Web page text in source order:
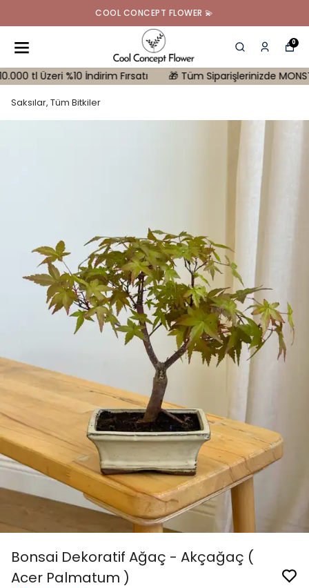
COOL CONCEPT FLOWER 💫
0
%10 İndirim Fırsatı 🎁 Tüm Siparişlerinizde MONSTERA
Saksılar, Tüm Bitkiler
Bonsai Dekoratif Ağaç - Akçağaç (
Acer Palmatum )